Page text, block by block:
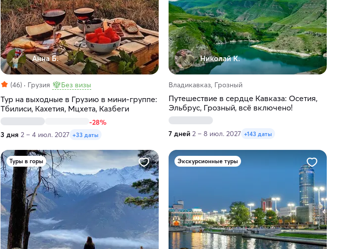
Анна Б.
(46) Грузия Без визы
Тур на выходные в Грузию в мини-группе:
Тбилиси, Кахетия, Мцхета, Казбеги
-28%
3 дня 2 – 4 июл. 2027 +33 даты
Николай К.
Владикавказ, Грозный
Путешествие в сердце Кавказа: Осетия,
Эльбрус, Грозный, всё включено!
7 дней 2 – 8 июл. 2027 +143 даты
Туры в горы Экскурсионные туры